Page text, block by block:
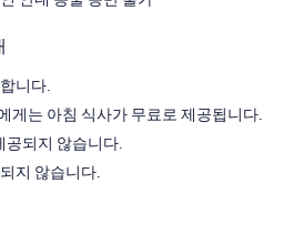
니다.
게는 아침 식사가 무료로 제공됩니다.
공되지 않습니다.
지 않습니다.